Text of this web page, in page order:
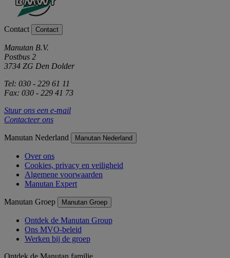
Contact Contact
Manutan B.V.
Postbus 2
3734 ZG Den Dolder
Tel: 030 - 229 61 11
Fax: 030 - 229 41 73
Stuur ons een e-mail
Contacteer ons
Manutan Nederland Manutan Nederland
Over ons
Cookies, privacy en veiligheid
Algemene voorwaarden
Manutan Expert
Manutan Groep Manutan Groep
Ontdek de Manutan Group
Ons MVO-beleid
Werken bij de groep